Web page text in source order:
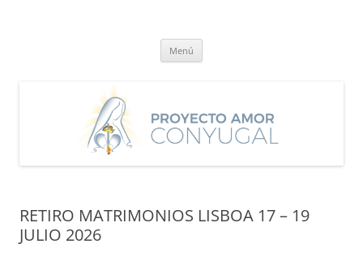
Menú
RETIRO MATRIMONIOS LISBOA 17 – 19
JULIO 2026